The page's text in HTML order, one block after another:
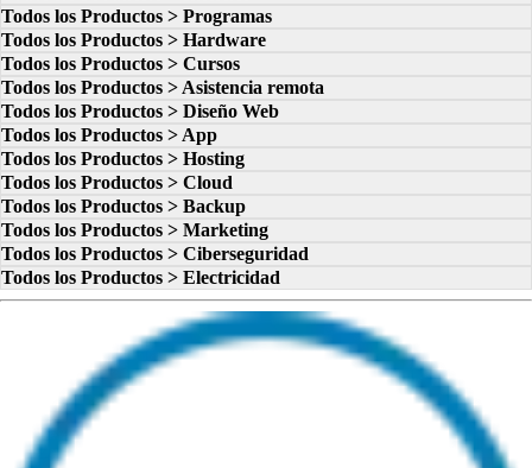
Todos los Productos > Programas
Todos los Productos > Hardware
Todos los Productos > Cursos
Todos los Productos > Asistencia remota
Todos los Productos > Diseño Web
Todos los Productos > App
Todos los Productos > Hosting
Todos los Productos > Cloud
Todos los Productos > Backup
Todos los Productos > Marketing
Todos los Productos > Ciberseguridad
Todos los Productos > Electricidad